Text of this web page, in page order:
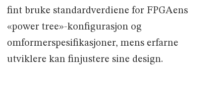
fint bruke standardverdiene for FPGAens
«power tree»-konfigurasjon og
omformerspesifikasjoner, mens erfarne
utviklere kan finjustere sine design.